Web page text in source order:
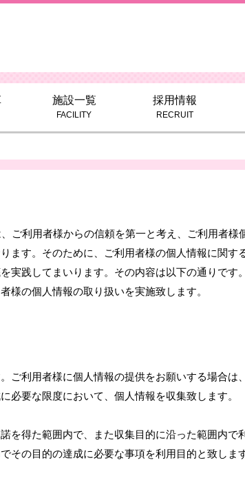
施設一覧
FACILITY
採用情報
RECRUIT
ご利用者様からの信頼を第一と考え、ご利用者様
ます。そのために、ご利用者様の個人情報に関す
実践してまいります。その内容は以下の通りです
様の個人情報の取り扱いを実施致します。
ご利用者様に個人情報の提供をお願いする場合は
必要な限度において、個人情報を収集致します。
を得た範囲内で、また収集目的に沿った範囲内で
その目的の達成に必要な事項を利用目的と致します